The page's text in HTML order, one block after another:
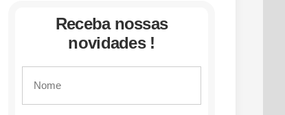
Receba nossas
novidades !